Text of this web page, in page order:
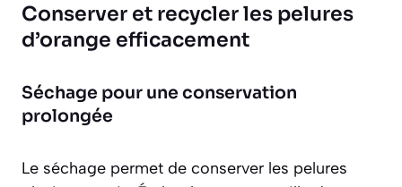
Conserver et recycler les pelures
d’orange efficacement
Séchage pour une conservation
prolongée
Le séchage permet de conserver les pelures